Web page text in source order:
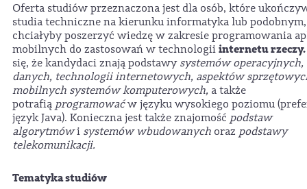
Oferta studiów przeznaczona jest dla osób, które
studia techniczne na kierunku informatyka lub podobnym,
chciałyby poszerzyć wiedzę w zakresie programowania
mobilnych do zastosowań w technologii internetu rzeczy.
się, że kandydaci znają podstawy systemów operacyjnych,
danych, technologii internetowych, aspektów
mobilnych systemów komputerowych, a także
potrafią programowaćw języku wysokiego poziomu
język Java). Konieczna jest także znajomość podstaw
algorytmówi systemów wbudowanych oraz podstawy
telekomunikacji.
Tematyka studiów